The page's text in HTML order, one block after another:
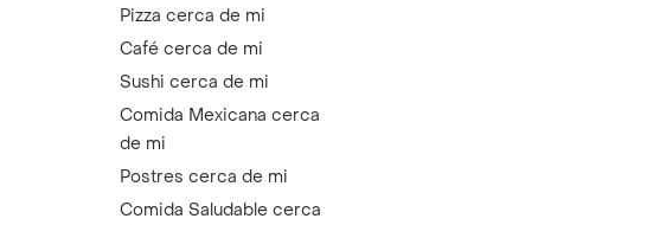
Pizza cerca de mi
Café cerca de mi
Sushi cerca de mi
Comida Mexicana cerca
de mi
Postres cerca de mi
Comida Saludable cerca